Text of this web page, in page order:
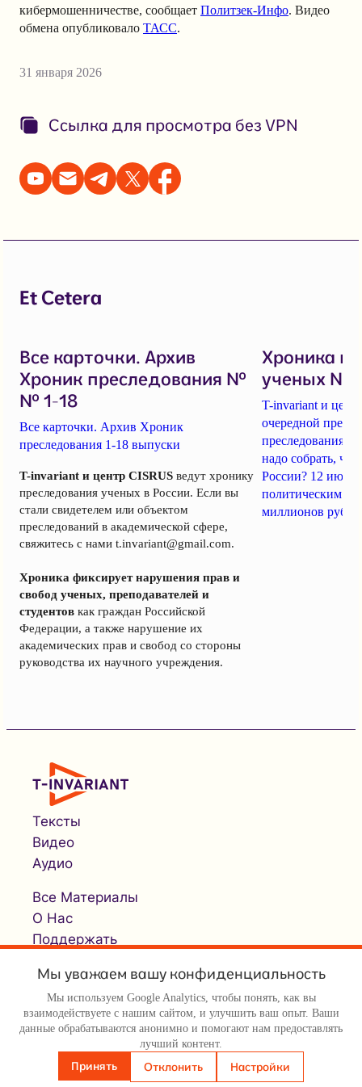
кибермошенничестве, сообщает Политзек-Инфо. Видео
обмена опубликовало ТАСС.
31 января 2026
Ссылка для просмотра без VPN
Et Cetera
Все карточки. Архив
Хроник преследования №
№ 1-18
Все карточки. Архив Хроник
преследования 1-18 выпуски
T-invariant и центр CISRUS ведут хронику
преследования ученых в России. Если вы
стали свидетелем или объектом
преследований в академической сфере,
свяжитесь с нами t.invariant@gmail.com.
Хроника фиксирует нарушения прав и
свобод ученых, преподавателей и
студентов как граждан Российской
Федерации, а также нарушение их
академических прав и свобод со стороны
руководства их научного учреждения.
Хроника
ученых №
T-invariant и
очередной
преследования
надо собрать,
России? 12
политическим
миллионов
Тексты
Видео
Аудио
Все Материалы
О Нас
Поддержать
© Т-инвариант / T-invariant, 2026
Мы уважаем вашу конфиденциальность
Мы используем Google Analytics, чтобы понять, как вы
взаимодействуете с нашим сайтом, и улучшить ваш опыт. Ваши
данные обрабатываются анонимно и помогают нам предоставлять
лучший контент.
Принять Отклонить Настройки